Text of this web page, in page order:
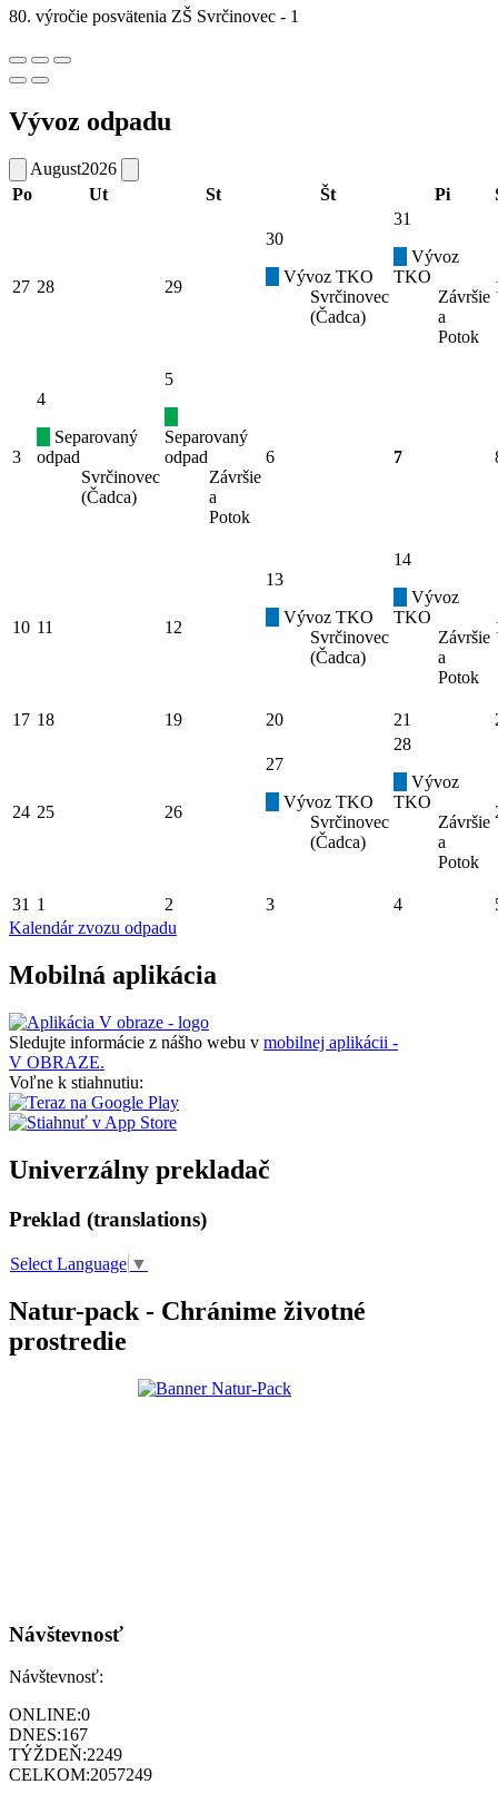
80. výročie posvätenia ZŠ Svrčinovec - 1
Vývoz odpadu
August2026
Po
Ut St Št Pi
27 28 29
30
Vývoz TKO
Svrčinovec
(Čadca)
31
Vývoz
TKO
Závršie
a
Potok
3
4
Separovaný
odpad
Svrčinovec
(Čadca)
5
Separovaný
odpad
Závršie
a
Potok
6 7
10 11 12
13
Vývoz TKO
Svrčinovec
(Čadca)
14
Vývoz
TKO
Závršie
a
Potok
17 18 19 20 21
24 25 26
27
Vývoz TKO
Svrčinovec
(Čadca)
28
Vývoz
TKO
Závršie
a
Potok
31 1 2 3 4
Kalendár zvozu odpadu
Mobilná aplikácia
Sledujte informácie z nášho webu v mobilnej aplikácii -
V OBRAZE.
Voľne k stiahnutiu:
Univerzálny prekladač
Preklad (translations)
Select Language ▼
Natur-pack - Chránime životné
prostredie
Návštevnosť
Návštevnosť:
ONLINE:0
DNES:167
TÝŽDEŇ:2249
CELKOM:2057249